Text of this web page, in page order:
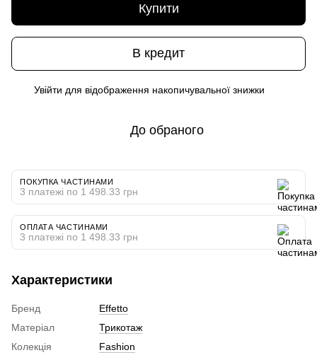
Купити
В кредит
Увійти для відображення накопичувальної знижки
До обраного
ПОКУПКА ЧАСТИНАМИ
3 платежі по 1 498.33 грн
ОПЛАТА ЧАСТИНАМИ
3 платежі по 1 498.33 грн
Характеристики
Бренд
Effetto
Матеріал
Трикотаж
Колекція
Fashion